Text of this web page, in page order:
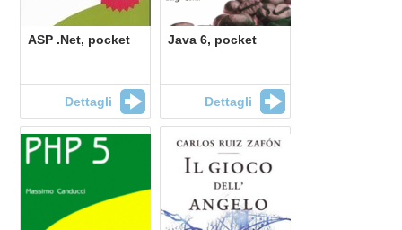
ASP .Net, pocket
Dettagli
Java 6, pocket
Dettagli